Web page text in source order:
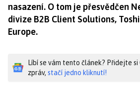
nasazení. O tom je přesvědčen
divize B2B Client Solutions,
Europe.
Líbí se vám tento článek? Přidejte si
zpráv, stačí jedno kliknutí!